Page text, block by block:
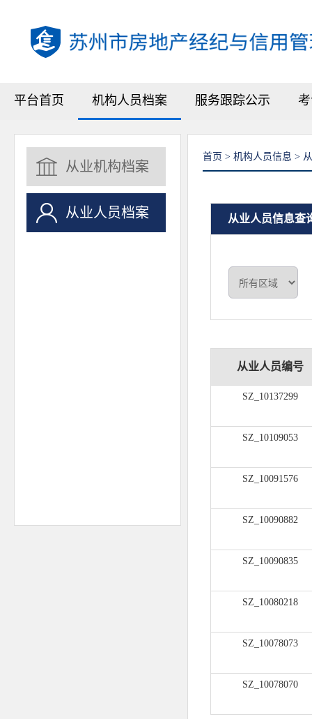
平台首页 机构人员档案 服务跟踪公示
从业机构档案
从业人员档案
首页 > 机构人员信息 >
从业人员信息查
从业人员编号
SZ_10137299
SZ_10109053
SZ_10091576
SZ_10090882
SZ_10090835
SZ_10080218
SZ_10078073
SZ_10078070